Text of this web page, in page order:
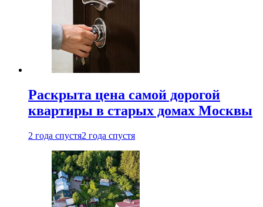
Раскрыта цена самой дорогой
квартиры в старых домах Москвы
2 года спустя2 года спустя